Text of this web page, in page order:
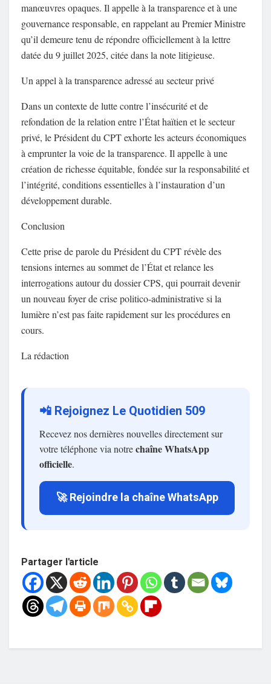
manœuvres opaques. Il appelle à la transparence et à une
gouvernance responsable, en rappelant au Premier Ministre
qu’il demeure tenu de répondre officiellement à la lettre
datée du 9 juillet 2025, citée dans la note litigieuse.
Un appel à la transparence adressé au secteur privé
Dans un contexte de lutte contre l’insécurité et de
refondation de la relation entre l’État haïtien et le secteur
privé, le Président du CPT exhorte les acteurs économiques
à emprunter la voie de la transparence. Il appelle à une
création de richesse équitable, fondée sur la responsabilité et
l’intégrité, conditions essentielles à l’instauration d’un
développement durable.
Conclusion
Cette prise de parole du Président du CPT révèle des
tensions internes au sommet de l’État et relance les
interrogations autour du dossier CPS, qui pourrait devenir
un nouveau foyer de crise politico-administrative si la
lumière n’est pas faite rapidement sur les procédures en
cours.
La rédaction
📲 Rejoignez Le Quotidien 509
Recevez nos dernières nouvelles directement sur
votre téléphone via notrechaîne WhatsApp
officielle.
🚀 Rejoindre la chaîne WhatsApp
Partager l'article